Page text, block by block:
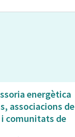
energètica
associacions de
comunitats de